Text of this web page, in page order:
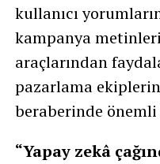
kullanıcı
kampanya
araçlarından
pazarlama
beraberinde
“Yapay zekâ